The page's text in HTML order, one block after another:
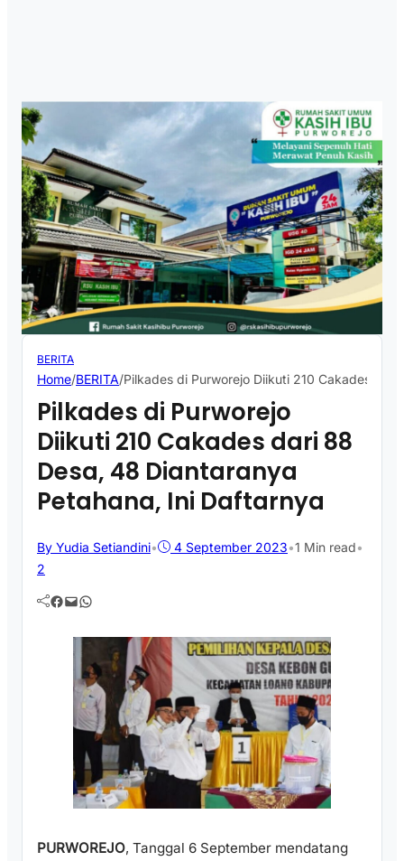
BERITA
Home/BERITA/Pilkades di Purworejo Diikuti 210 Cakades
Pilkades di Purworejo
Diikuti 210 Cakades dari 88
Desa, 48 Diantaranya
Petahana, Ini Daftarnya
By Yudia Setiandini• 4 September 2023•1 Min read•
2
Facebook Mail WhatsApp
PURWOREJO, Tanggal 6 September mendatang